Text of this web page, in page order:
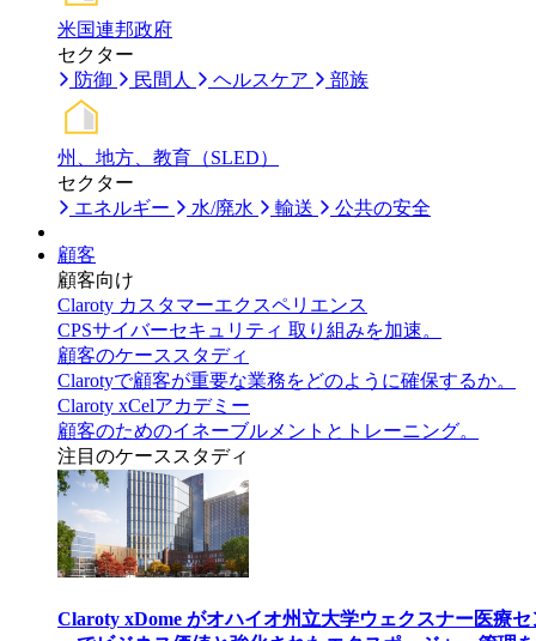
米国連邦政府
セクター
防御
民間人 ヘルスケア 部族
州、地方、教育（SLED）
セクター
エネルギー
水/廃水 輸送 公共の安全
顧客
顧客向け
Claroty カスタマーエクスペリエンス
CPSサイバーセキュリティ 取り組みを加速。
顧客のケーススタディ
Clarotyで顧客が重要な業務をどのように確保するか。
Claroty xCelアカデミー
顧客のためのイネーブルメントとトレーニング。
注目のケーススタディ
Claroty xDome がオハイオ州立大学ウェクスナー医療セ